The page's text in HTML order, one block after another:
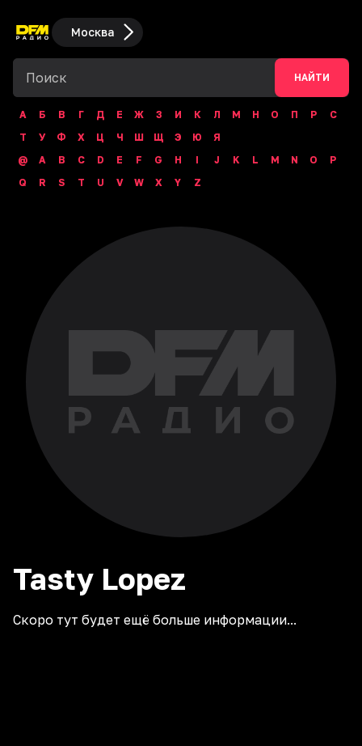
Москва
НАЙТИ
А Б В Г Д Е Ж З И К Л М Н О П Р
С
Т
У Ф Х Ц Ч Ш Щ Э Ю
Я
@
A B C D E F G H I J K L M N O
P
Q
R S T U V W X Y Z
Tasty Lopez
Скоро тут будет ещё больше информации...